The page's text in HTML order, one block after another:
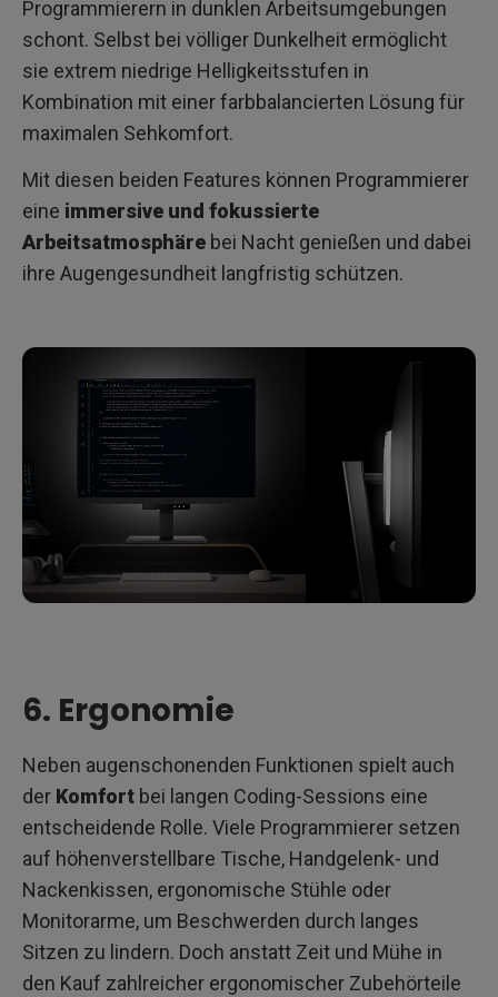
Programmierern in dunklen Arbeitsumgebungen
schont. Selbst bei völliger Dunkelheit ermöglicht
sie extrem niedrige Helligkeitsstufen in
Kombination mit einer farbbalancierten Lösung für
maximalen Sehkomfort.
Mit diesen beiden Features können Programmierer
eine immersive und fokussierte
Arbeitsatmosphäre bei Nacht genießen und dabei
ihre Augengesundheit langfristig schützen.
6. Ergonomie
Neben augenschonenden Funktionen spielt auch
der Komfort bei langen Coding-Sessions eine
entscheidende Rolle. Viele Programmierer setzen
auf höhenverstellbare Tische, Handgelenk- und
Nackenkissen, ergonomische Stühle oder
Monitorarme, um Beschwerden durch langes
Sitzen zu lindern. Doch anstatt Zeit und Mühe in
den Kauf zahlreicher ergonomischer Zubehörteile